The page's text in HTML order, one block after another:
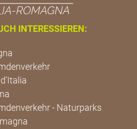
INTERESSIEREN:
- Naturparks